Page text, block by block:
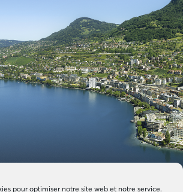
pour optimiser notre site web et notre service.